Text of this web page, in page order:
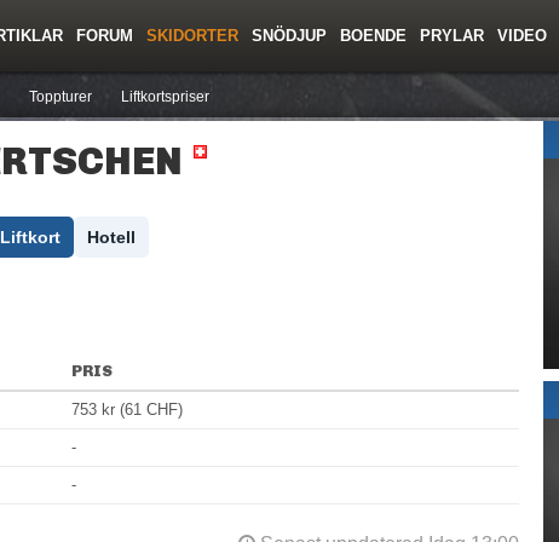
FORUM SKIDORTER
Toppturer Liftkortspriser
SNÖDJUP BOENDE PRYLAR VIDEO
Liftkort Hotell
PRIS
753 kr (61 CHF)
-
-